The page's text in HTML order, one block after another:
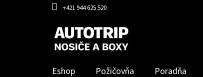
+421 944 625 520
Eshop Požičovňa Poradňa